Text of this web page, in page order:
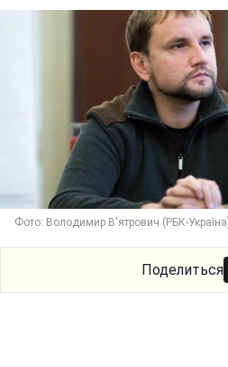
Фото: Володимир В'ятрович (РБК-
Поделиться